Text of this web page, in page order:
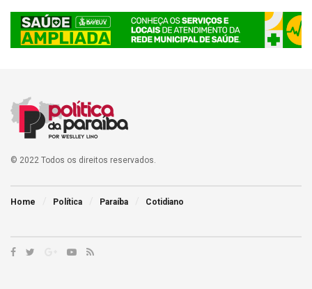
© 2022 Todos os direitos reservados.
Home Política Paraíba Cotidiano